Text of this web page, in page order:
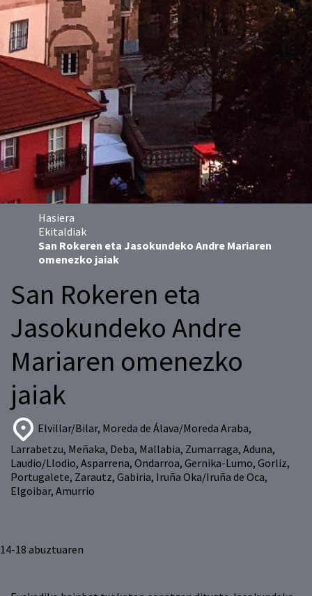
Hasiera
Ekitaldiak
San Rokeren eta Jasokundeko Andre Mariaren
omenezko jaiak
San Rokeren eta
Jasokundeko Andre
Mariaren omenezko
jaiak
Elvillar/Bilar, Moreda de Álava/Moreda Araba,
Larrabetzu, Meñaka, Deba, Mallabia, Zumarraga, Aduna,
Laudio/Llodio, Asparrena, Ondarroa, Gernika-Lumo, Gorliz,
Portugalete, Zarautz, Gabiria, Iruña Oka/Iruña de Oca,
Elgoibar, Amurrio
14-18 abuztuaren